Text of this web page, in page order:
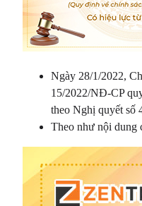
Ngày 28/1/2022,
15/2022/NĐ-CP
theo Nghị quyết số
Theo như nội dung